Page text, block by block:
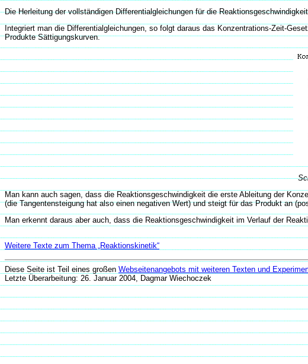
Die Herleitung der vollständigen Differentialgleichungen für die
Integriert man die Differentialgleichungen, so folgt daraus das Konzentrations-Zeit-
Produkte Sättigungskurven.
Man kann auch sagen, dass die Reaktionsgeschwindigkeit die erste Ableitung der
(die Tangentensteigung hat also einen negativen Wert) und steigt für das Produkt an
Man erkennt daraus aber auch, dass die Reaktionsgeschwindigkeit im Verlauf der
Weitere Texte zum Thema „Reaktionskinetik“
Diese Seite ist Teil eines großen Webseitenangebots mit weiteren Texten und
Letzte Überarbeitung: 26. Januar 2004, Dagmar Wiechoczek